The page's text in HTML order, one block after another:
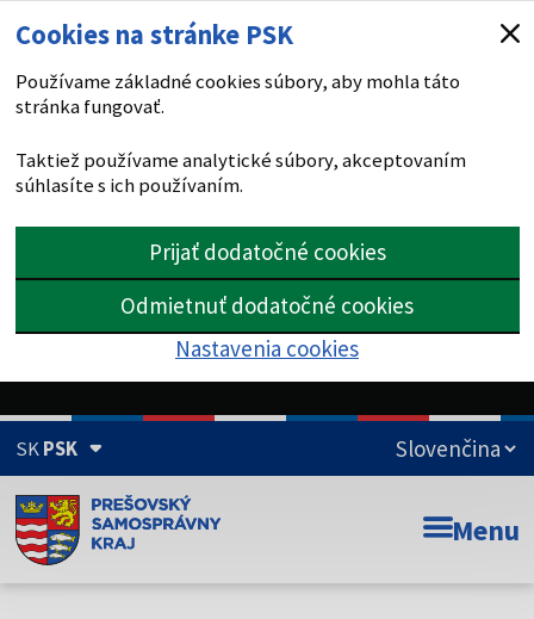
Cookies na stránke PSK
Používame základné cookies súbory, aby mohla táto
stránka fungovať.
Taktiež používame analytické súbory, akceptovaním
súhlasíte s ich používaním.
Prijať dodatočné cookies
Odmietnuť dodatočné cookies
Nastavenia cookies
SKPSK
Doména psk.sk je oficiálna
Toto je oficiálna webová stránka Prešovského
Menu